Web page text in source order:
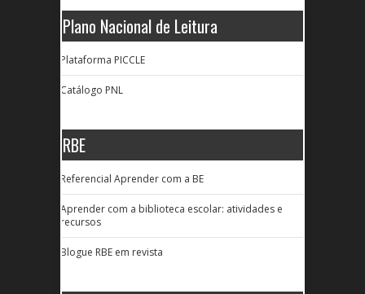
Plano Nacional de Leitura
Plataforma PICCLE
Catálogo PNL
RBE
Referencial Aprender com a BE
Aprender com a biblioteca escolar: atividades e
recursos
Blogue RBE em revista